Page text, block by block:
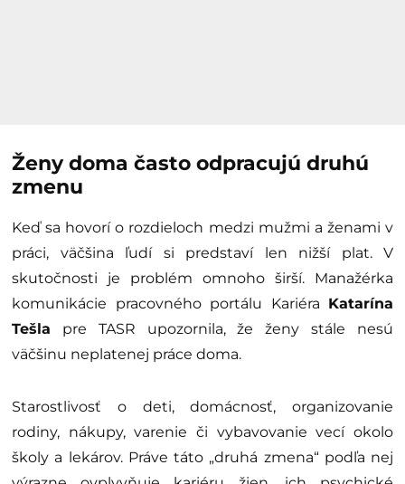
Ženy doma často odpracujú druhú
zmenu
Keď sa hovorí o rozdieloch medzi mužmi a ženami v
práci, väčšina ľudí si predstaví len nižší plat. V
skutočnosti je problém omnoho širší. Manažérka
komunikácie pracovného portálu Kariéra Katarína
Tešla pre TASR upozornila, že ženy stále nesú
väčšinu neplatenej práce doma.
Starostlivosť o deti, domácnosť, organizovanie
rodiny, nákupy, varenie či vybavovanie vecí okolo
školy a lekárov. Práve táto „druhá zmena“ podľa nej